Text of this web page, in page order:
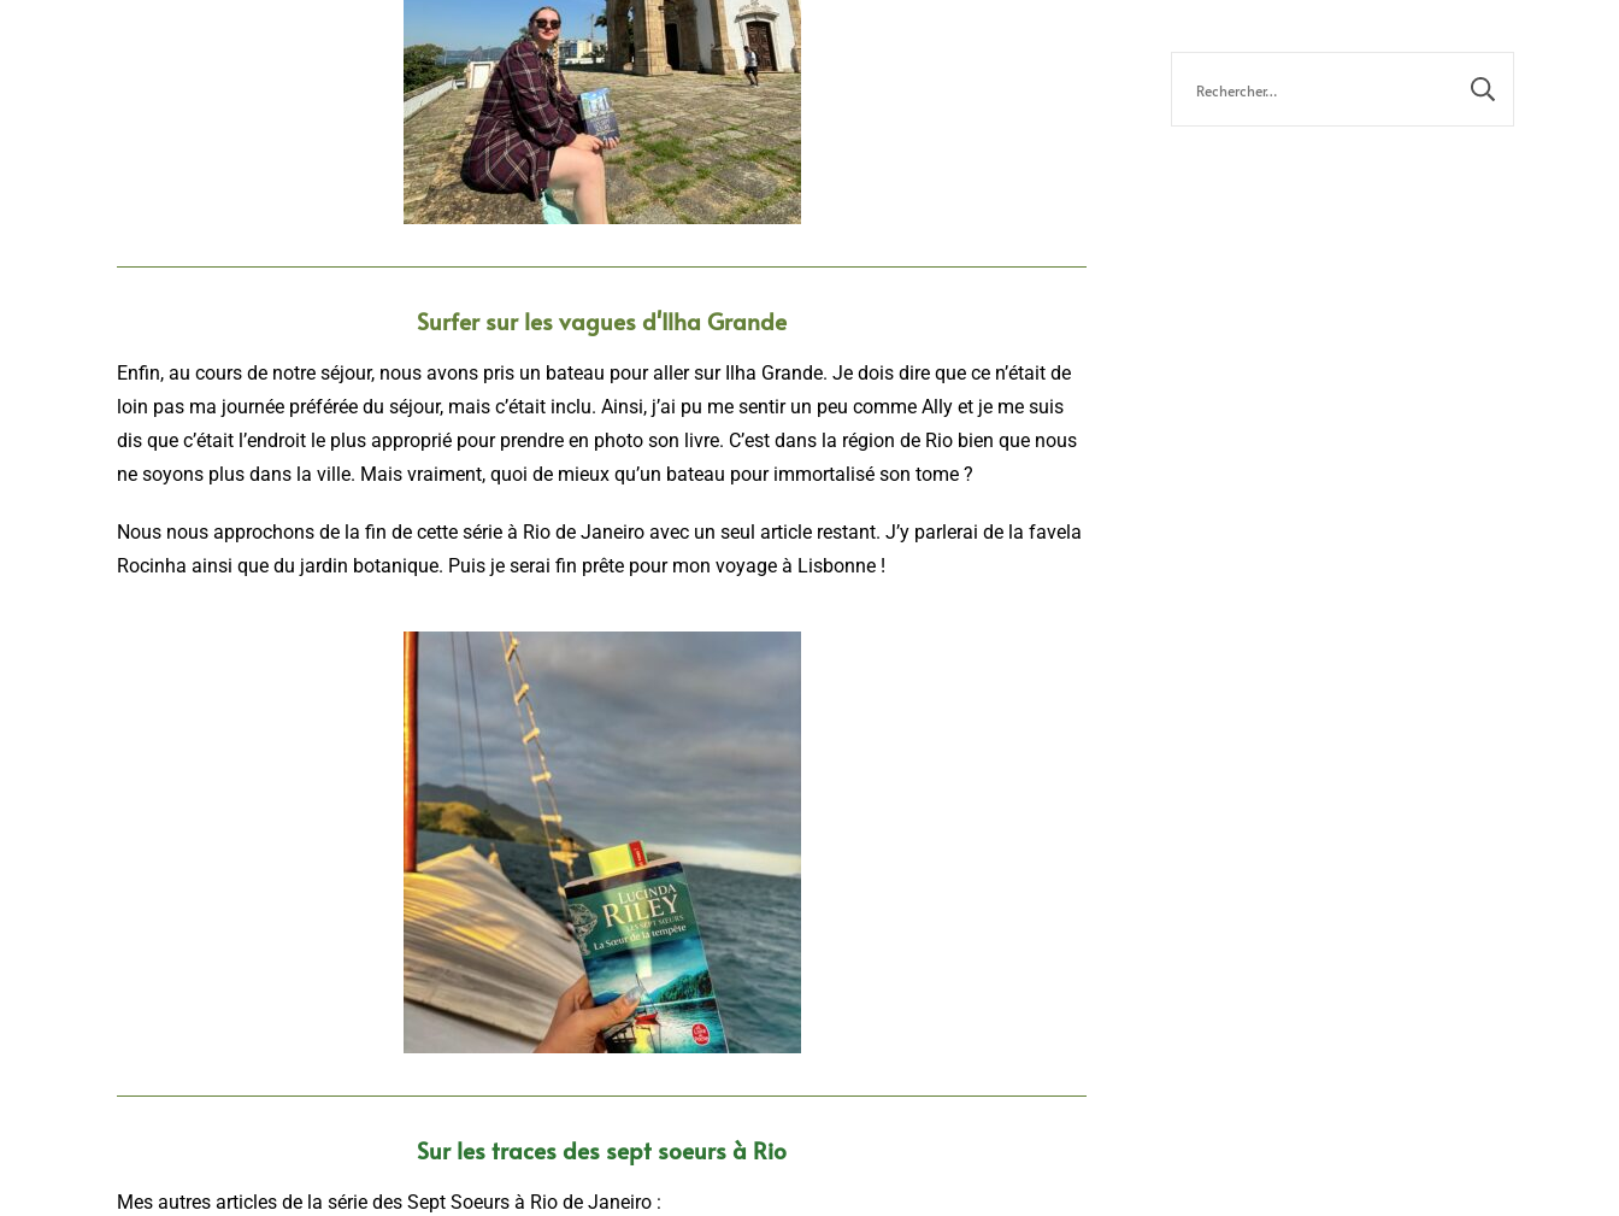
Surfer sur les vagues d'Ilha Grande
Enfin, au cours de notre séjour, nous avons pris un bateau pour aller sur Ilha Grande. Je dois dire que ce n’était de
loin pas ma journée préférée du séjour, mais c’était inclu. Ainsi, j’ai pu me sentir un peu comme Ally et je me suis
dis que c’était l’endroit le plus approprié pour prendre en photo son livre. C’est dans la région de Rio bien que nous
ne soyons plus dans la ville. Mais vraiment, quoi de mieux qu’un bateau pour immortalisé son tome ?
Nous nous approchons de la fin de cette série à Rio de Janeiro avec un seul article restant. J’y parlerai de la favela
Rocinha ainsi que du jardin botanique. Puis je serai fin prête pour mon voyage à Lisbonne !
Sur les traces des sept soeurs à Rio
Mes autres articles de la série des Sept Soeurs à Rio de Janeiro :